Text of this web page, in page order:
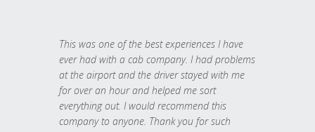
This was one of the best experiences I have
ever had with a cab company. I had problems
at the airport and the driver stayed with me
for over an hour and helped me sort
everything out. I would recommend this
company to anyone. Thank you for such